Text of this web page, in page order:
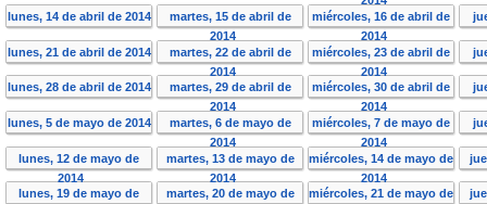
lunes, 14 de abril de 2014
martes, 15 de abril de
2014
miércoles, 16 de abril de
2014
lunes, 21 de abril de 2014
martes, 22 de abril de
2014
miércoles, 23 de abril de
2014
lunes, 28 de abril de 2014
martes, 29 de abril de
2014
miércoles, 30 de abril de
2014
lunes, 5 de mayo de 2014
martes, 6 de mayo de
2014
miércoles, 7 de mayo de
2014
lunes, 12 de mayo de
2014
martes, 13 de mayo de
2014
miércoles, 14 de mayo de
2014
lunes, 19 de mayo de
martes, 20 de mayo de
miércoles, 21 de mayo de